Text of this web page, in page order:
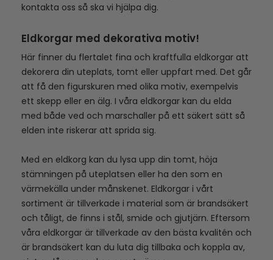
kontakta oss så ska vi hjälpa dig.
Eldkorgar med dekorativa motiv!
Här finner du flertalet fina och kraftfulla eldkorgar att
dekorera din uteplats, tomt eller uppfart med. Det går
att få den figurskuren med olika motiv, exempelvis
ett skepp eller en älg. I våra eldkorgar kan du elda
med både ved och marschaller på ett säkert sätt så
elden inte riskerar att sprida sig.
Med en eldkorg kan du lysa upp din tomt, höja
stämningen på uteplatsen eller ha den som en
värmekälla under månskenet. Eldkorgar i vårt
sortiment är tillverkade i material som är brandsäkert
och tåligt, de finns i stål, smide och gjutjärn. Eftersom
våra eldkorgar är tillverkade av den bästa kvalitén och
är brandsäkert kan du luta dig tillbaka och koppla av,